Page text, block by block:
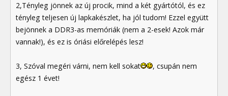
2,Tényleg jönnek az új procik, mind a két gyártótól, és ez
tényleg teljesen új lapkakészlet, ha jól tudom! Ezzel együtt
bejönnek a DDR3-as memóriák (nem a 2-esek! Azok már
vannak!), és ez is óriási előrelépés lesz!
3, Szóval megéri várni, nem kell sokat
, csupán nem
egész 1 évet!